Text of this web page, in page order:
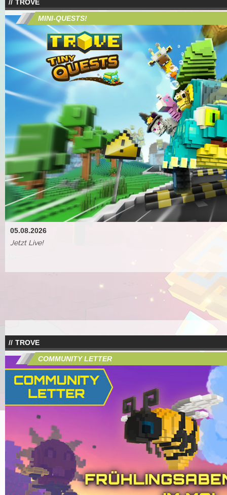
TROVE
MINI-QUESTS!
05.08.2026
Jetzt Live!
TROVE
COMMUNITY LETTER